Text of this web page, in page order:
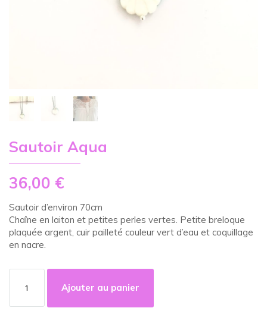
Sautoir Aqua
36,00 €
Sautoir d’environ 70cm
Chaîne en laiton et petites perles vertes. Petite breloque
plaquée argent, cuir pailleté couleur vert d’eau et coquillage
en nacre.
Ajouter au panier